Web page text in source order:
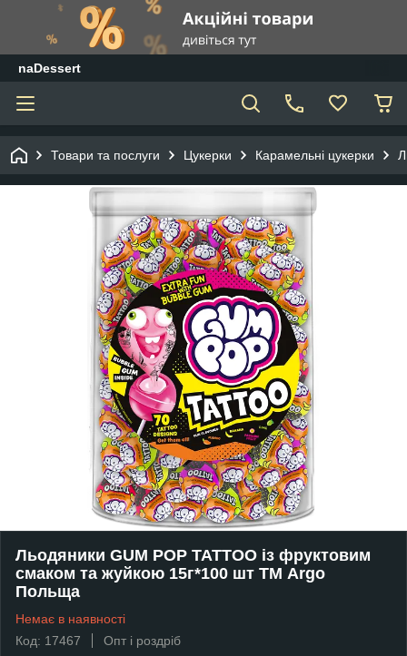
naDessert
Товари та послуги Цукерки Карамельні цукерки
Льодяники GUM POP TATTOO із фруктовим
смаком та жуйкою 15г*100 шт ТМ Argo
Польща
Немає в наявності
Код: 17467
Опт і роздріб